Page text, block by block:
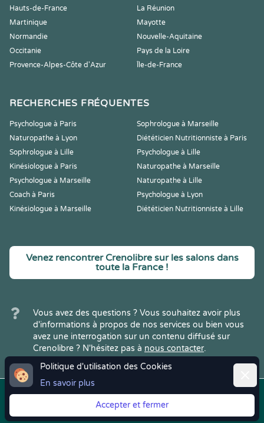
Politique d'utilisation des Cookies
En savoir plus
Accepter et fermer
Hauts-de-France
La Réunion
Martinique
Mayotte
Normandie
Nouvelle-Aquitaine
Occitanie
Pays de la Loire
Provence-Alpes-Côte d'Azur
Île-de-France
RECHERCHES FRÉQUENTES
Psychologue à Paris
Sophrologue à Marseille
Naturopathe à Lyon
Diététicien Nutritionniste à Paris
Sophrologue à Lille
Psychologue à Lille
Kinésiologue à Paris
Naturopathe à Marseille
Psychologue à Marseille
Naturopathe à Lille
Coach à Paris
Psychologue à Lyon
Kinésiologue à Marseille
Diététicien Nutritionniste à Lille
Venez rencontrer Crenolibre sur les salons dans
toute la France !
Vous avez des questions ? Vous souhaitez avoir plus
d'informations à propos de nos services ou bien vous
avez une interrogation sur un contenu diffusé sur
Crenolibre ? N'hésitez pas à nous contacter.
Copyright © 2022Crenolibre, tous
Mentions
Légales
| CGV | RGPD